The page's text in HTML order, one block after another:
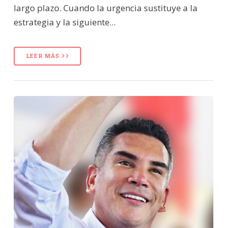
largo plazo. Cuando la urgencia sustituye a la
estrategia y la siguiente...
LEER MÁS